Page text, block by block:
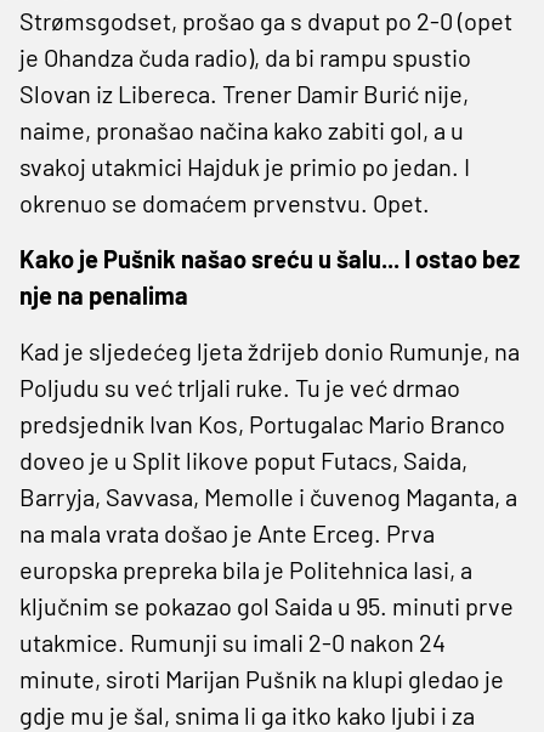
Strømsgodset, prošao ga s dvaput po 2-0 (opet
je Ohandza čuda radio), da bi rampu spustio
Slovan iz Libereca. Trener Damir Burić nije,
naime, pronašao načina kako zabiti gol, a u
svakoj utakmici Hajduk je primio po jedan. I
okrenuo se domaćem prvenstvu. Opet.
Kako je Pušnik našao sreću u šalu... I ostao bez
nje na penalima
Kad je sljedećeg ljeta ždrijeb donio Rumunje, na
Poljudu su već trljali ruke. Tu je već drmao
predsjednik Ivan Kos, Portugalac Mario Branco
doveo je u Split likove poput Futacs, Saida,
Barryja, Savvasa, Memolle i čuvenog Maganta, a
na mala vrata došao je Ante Erceg. Prva
europska prepreka bila je Politehnica Iasi, a
ključnim se pokazao gol Saida u 95. minuti prve
utakmice. Rumunji su imali 2-0 nakon 24
minute, siroti Marijan Pušnik na klupi gledao je
gdje mu je šal, snima li ga itko kako ljubi i za